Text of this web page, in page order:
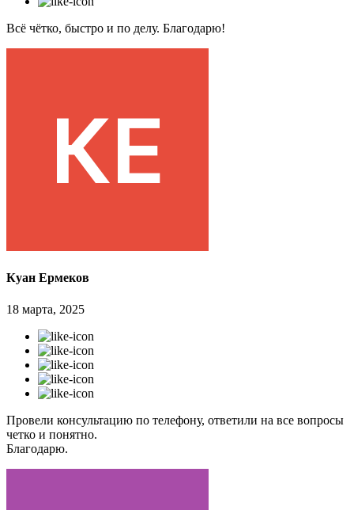
Всё чётко, быстро и по делу. Благодарю!
Куан Ермеков
18 марта, 2025
Провели консультацию по телефону, ответили на все вопросы
четко и понятно.
Благодарю.